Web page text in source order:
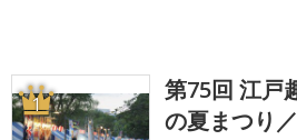
1
第75回 江戸
の夏まつり